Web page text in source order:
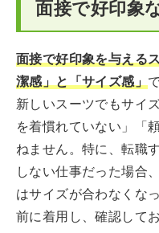
面接で好印象
面接で好印象を与える
潔感」と「サイズ感」
新しいスーツでもサイ
を着慣れていない」「
ねません。特に、転職
しない仕事だった場合
はサイズが合わなくな
前に着用し、確認して